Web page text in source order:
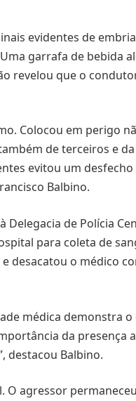
evidentes de
garrafa de bebida
revelou que o
Colocou em perigo
de terceiros e
evitou um
Balbino.
de Polícia
para coleta de
desacatou o médico
médica demonstra
da presença
destacou Balbino.
agressor